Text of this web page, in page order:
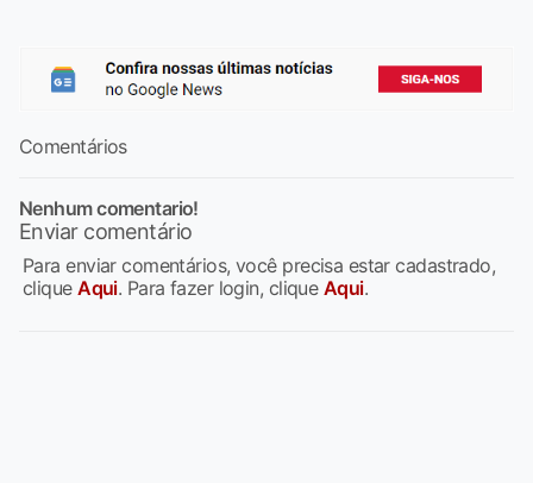
Comentários
Nenhum comentario!
Enviar comentário
Para enviar comentários, você precisa estar cadastrado,
cliqueAqui. Para fazer login, clique Aqui.